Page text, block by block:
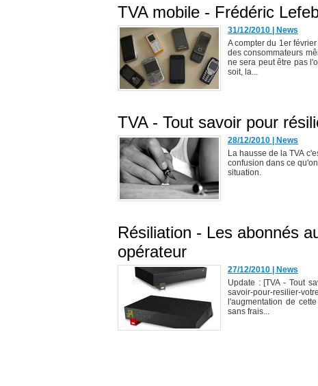
TVA mobile - Frédéric
31/12/2010
News
A compter du 1er
des consommateurs
ne sera peut être pas
soit, la...
TVA - Tout savoir pour
28/12/2010
News
La hausse de la TVA
confusion dans ce
situation.
Résiliation - Les abonnés
opérateur
27/12/2010
News
Update : [TVA - Tout
savoir-pour-resilier-
l'augmentation de
sans frais...